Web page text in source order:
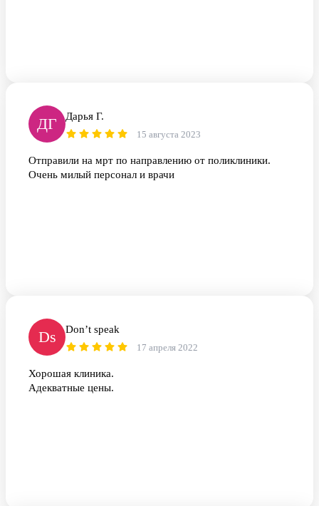
ДГ Дарья Г.
15 августа 2023
Отправили на мрт по направлению от поликлиники.
Очень милый персонал и врачи
Ds Don’t speak
17 апреля 2022
Хорошая клиника.
Адекватные цены.